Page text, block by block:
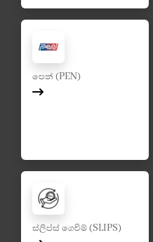
පෙන් (PEN)
ස්ලිප්ස් ගෙවීම් (SLIPS)